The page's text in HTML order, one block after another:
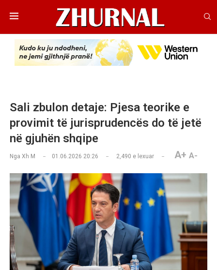
Sali zbulon detaje: Pjesa teorike e
provimit të jurisprudencës do të jetë
në gjuhën shqipe
Nga Xh M 01.06.2026 20:26 2,490 e lexuar A+ A-